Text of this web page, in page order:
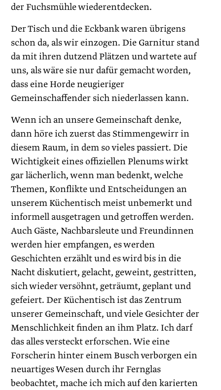
der Fuchsmühle wiederentdecken.
Der Tisch und die Eckbank waren übrigens
schon da, als wir einzogen. Die Garnitur stand
da mit ihren dutzend Plätzen und wartete auf
uns, als wäre sie nur dafür gemacht worden,
dass eine Horde neugieriger
Gemeinschaffender sich niederlassen kann.
Wenn ich an unsere Gemeinschaft denke,
dann höre ich zuerst das Stimmengewirr in
diesem Raum, in dem so vieles passiert. Die
Wichtigkeit eines offiziellen Plenums wirkt
gar lächerlich, wenn man bedenkt, welche
Themen, Konflikte und Entscheidungen an
unserem Küchentisch meist unbemerkt und
informell ausgetragen und getroffen werden.
Auch Gäste, Nachbarsleute und Freundinnen
werden hier empfangen, es werden
Geschichten erzählt und es wird bis in die
Nacht diskutiert, gelacht, geweint, gestritten,
sich wieder versöhnt, geträumt, geplant und
gefeiert. Der Küchentisch ist das Zentrum
unserer Gemeinschaft, und viele Gesichter der
Menschlichkeit finden an ihm Platz. Ich darf
das alles versteckt erforschen. Wie eine
Forscherin hinter einem Busch verborgen ein
neuartiges Wesen durch ihr Fernglas
beobachtet, mache ich mich auf den karierten